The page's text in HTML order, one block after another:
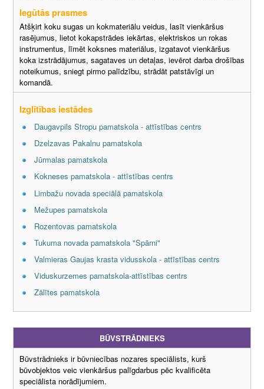
Iegūtās prasmes
Atšķirt koku sugas un kokmateriālu veidus, lasīt vienkāršus
rasējumus, lietot kokapstrādes iekārtas, elektriskos un rokas
instrumentus, līmēt koksnes materiālus, izgatavot vienkāršus
koka izstrādājumus, sagataves un detaļas, ievērot darba drošības
noteikumus, sniegt pirmo palīdzību, strādāt patstāvīgi un
komandā.
Izglītības iestādes
Daugavpils Stropu pamatskola - attīstības centrs
Dzelzavas Pakalnu pamatskola
Jūrmalas pamatskola
Kokneses pamatskola - attīstības centrs
Limbažu novada speciālā pamatskola
Mežupes pamatskola
Rozentovas pamatskola
Tukuma novada pamatskola "Spārni"
Valmieras Gaujas krasta vidusskola - attīstības centrs
Viduskurzemes pamatskola-attīstības centrs
Zālītes pamatskola
BŪVSTRĀDNIEKS
Būvstrādnieks ir būvniecības nozares speciālists, kurš
būvobjektos veic vienkāršus palīgdarbus pēc kvalificēta
speciālista norādījumiem.